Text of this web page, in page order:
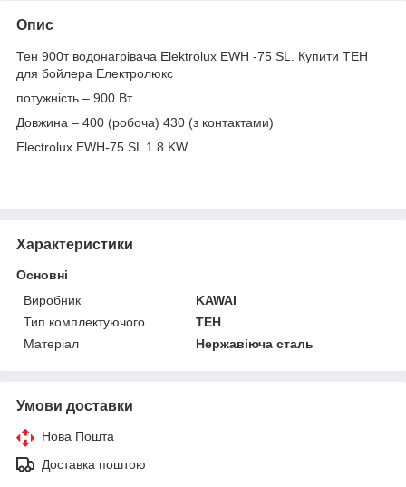
Опис
Тен 900т водонагрівача Elektrolux EWH -75 SL. Купити ТЕН
для бойлера Електролюкс
потужність – 900 Вт
Довжина – 400 (робоча) 430 (з контактами)
Electrolux EWH-75 SL 1.8 KW
Характеристики
Основні
Виробник
KAWAI
Тип комплектуючого
ТЕН
Матеріал
Нержавіюча сталь
Умови доставки
Нова Пошта
Доставка поштою